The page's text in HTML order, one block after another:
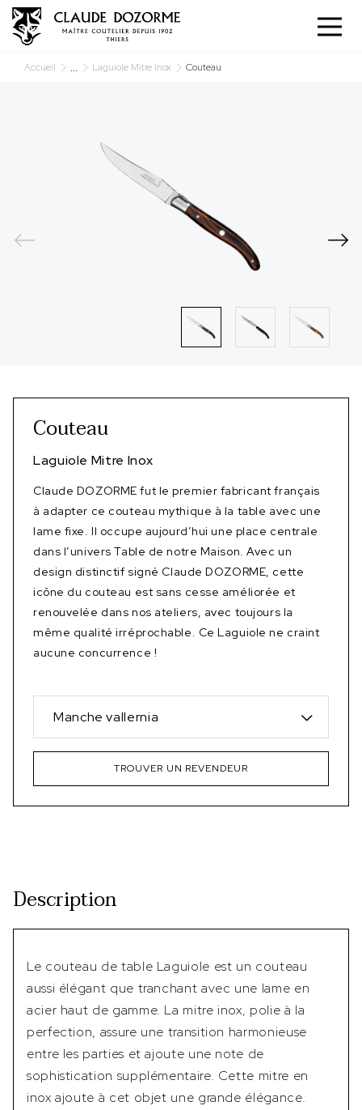
Accueil ... Laguiole Mitre Inox Couteau
Couteau
Laguiole Mitre Inox
Claude DOZORME fut le premier fabricant français
à adapter ce couteau mythique à la table avec une
lame fixe. Il occupe aujourd’hui une place centrale
dans l’univers Table de notre Maison. Avec un
design distinctif signé Claude DOZORME, cette
icône du couteau est sans cesse améliorée et
renouvelée dans nos ateliers, avec toujours la
même qualité irréprochable. Ce Laguiole ne craint
aucune concurrence !
Manche vallernia
TROUVER UN REVENDEUR
Description
Le couteau de table Laguiole est un couteau
aussi élégant que tranchant avec une lame en
acier haut de gamme. La mitre inox, polie à la
perfection, assure une transition harmonieuse
entre les parties et ajoute une note de
sophistication supplémentaire. Cette mitre en
inox ajoute à cet objet une grande élégance.
Panneau de gestion des cookies